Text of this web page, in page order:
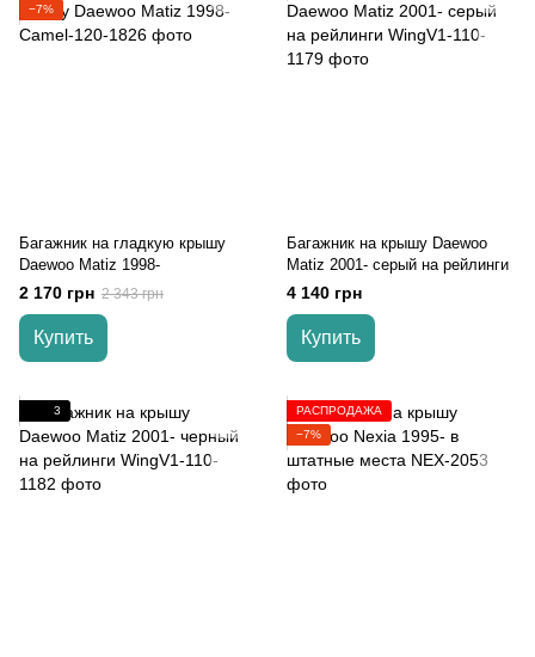
−7%
Багажник на гладкую крышу
Daewoo Matiz 1998-
2 170 грн 2 343 грн
Купить
Багажник на крышу Daewoo
Matiz 2001- серый на рейлинги
4 140 грн
Купить
3
РАСПРОДАЖА
−7%